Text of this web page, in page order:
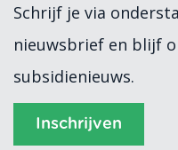
Schrijf je via
nieuwsbrief en blijf
subsidienieuws.
Inschrijven